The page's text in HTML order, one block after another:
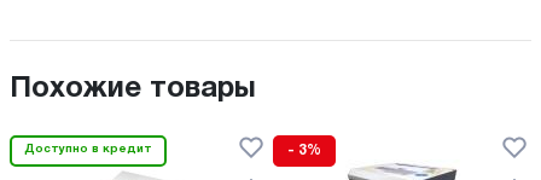
Похожие товары
Доступно в кредит - 3%